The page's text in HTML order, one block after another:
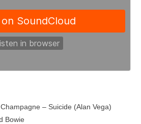
– Suicide (Alan Vega)
Bowie